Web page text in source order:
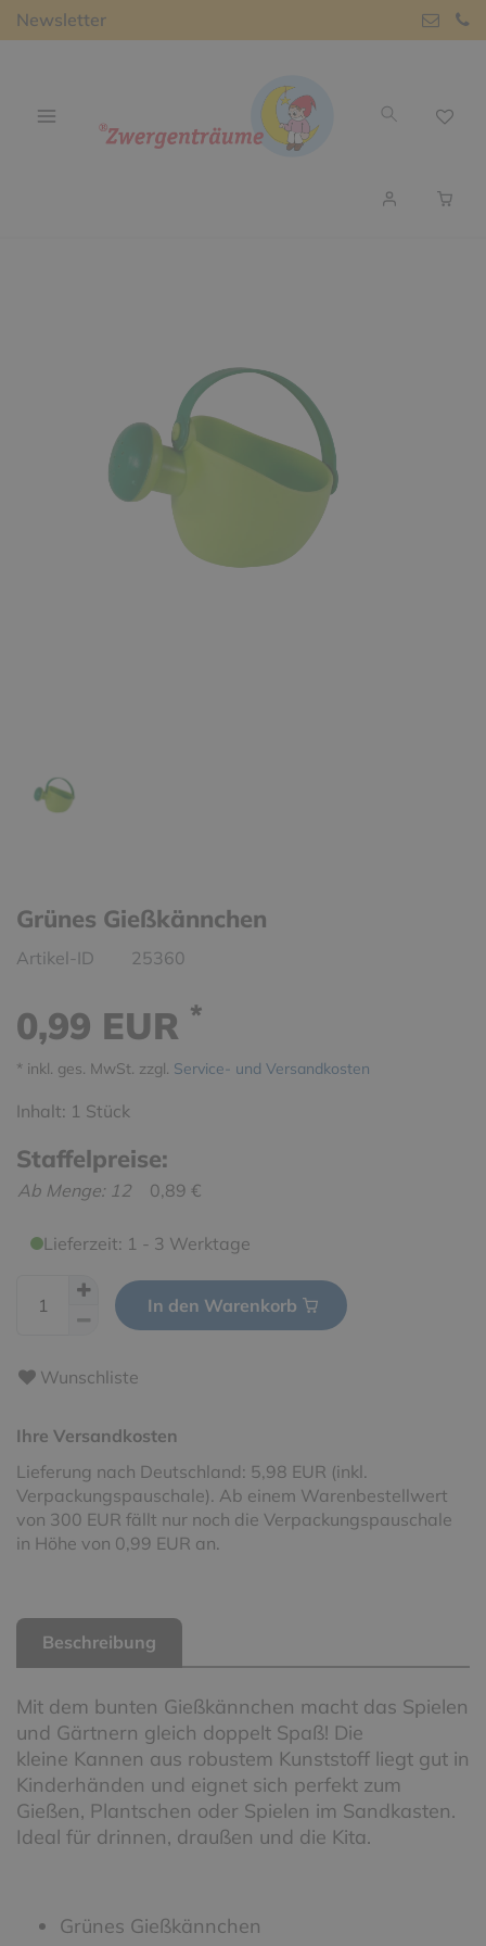
Newsletter
Grünes Gießkännchen
Artikel-ID 25360
0,99 EUR *
* inkl. ges. MwSt. zzgl. Service- und Versandkosten
Inhalt: 1 Stück
Staffelpreise:
Ab Menge: 12 0,89 €
Lieferzeit: 1 - 3 Werktage
In den Warenkorb
Wunschliste
Ihre Versandkosten
Lieferung nach Deutschland: 5,98 EUR (inkl.
Verpackungspauschale). Ab einem Warenbestellwert
von 300 EUR fällt nur noch die Verpackungspauschale
in Höhe von 0,99 EUR an.
Beschreibung
Mit dem bunten Gießkännchen macht das Spielen
und Gärtnern gleich doppelt Spaß! Die
kleine Kannen aus robustem Kunststoff liegt gut in
Kinderhänden und eignet sich perfekt zum
Gießen, Plantschen oder Spielen im Sandkasten.
Ideal für drinnen, draußen und die Kita.
Grünes Gießkännchen